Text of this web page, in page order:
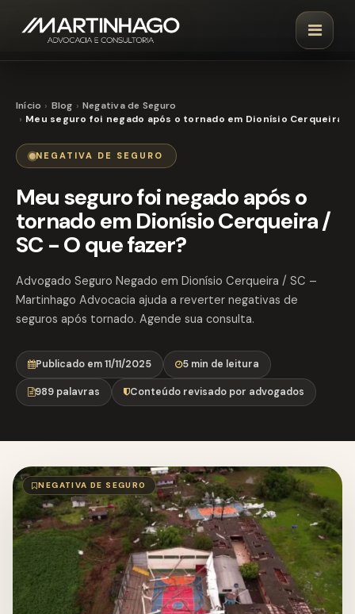
Início Blog
Negativa de Seguro
Meu seguro foi negado após o tornado em Dionísio Cerqueira /
NEGATIVA DE SEGURO
Meu seguro foi negado após o
tornado em Dionísio Cerqueira /
SC - O que fazer?
Advogado Seguro Negado em Dionísio Cerqueira / SC –
Martinhago Advocacia ajuda a reverter negativas de
seguros após tornado. Agende sua consulta.
Publicado em 11/11/2025 5 min de leitura
989 palavras Conteúdo revisado por advogados
NEGATIVA DE SEGURO